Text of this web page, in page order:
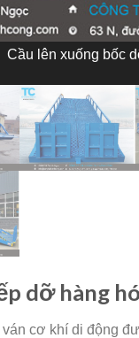
Cầu lên xuống bốc
dỡ hàng
cơ khí di động